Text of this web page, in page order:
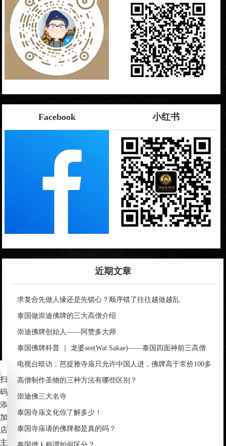
Facebook 小红书
近期文章
求复合先做人缘还是先锁心？顺序错了往往越做越乱
泰国做崇迪佛牌的三大高僧介绍
崇迪佛牌创始人——阿赞多大师
泰国佛牌科普 ｜ 龙婆see(Wat Sakae)——泰国四面神前三高僧
电视台暗访：芭提雅寺庙只允许中国人进，佛牌高于常价100多
倍！
高僧制作圣物的三种方法有哪些区别？
崇迪佛三大名寺
泰国寺庙文化你了解多少！
泰国寺庙请的佛牌都是真的吗？
扫
码
添
加
店
主